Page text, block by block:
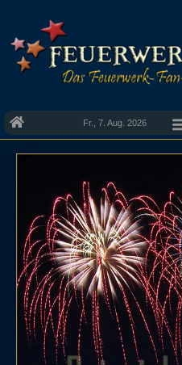
Fr., 7. Aug. 2026